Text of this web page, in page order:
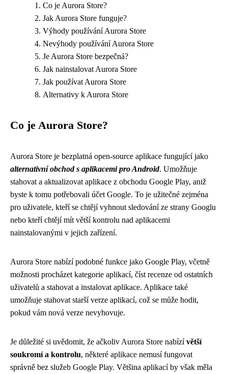
Co je Aurora Store?
Jak Aurora Store funguje?
Výhody používání Aurora Store
Nevýhody používání Aurora Store
Je Aurora Store bezpečná?
Jak nainstalovat Aurora Store
Jak používat Aurora Store
Alternativy k Aurora Store
Co je Aurora Store?
Aurora Store je bezplatná open-source aplikace fungující jako
alternativní obchod s aplikacemi pro Android. Umožňuje
stahovat a aktualizovat aplikace z obchodu Google Play, aniž
byste k tomu potřebovali účet Google. To je užitečné zejména
pro uživatele, kteří se chtějí vyhnout sledování ze strany Googlu
nebo kteří chtějí mít větší kontrolu nad aplikacemi
nainstalovanými v jejich zařízení.
Aurora Store nabízí podobné funkce jako Google Play, včetně
možnosti procházet kategorie aplikací, číst recenze od ostatních
uživatelů a stahovat a instalovat aplikace. Aplikace také
umožňuje stahovat starší verze aplikací, což se může hodit,
pokud vám nová verze nevyhovuje.
Je důležité si uvědomit, že ačkoliv Aurora Store nabízívětší
soukromí a kontrolu, některé aplikace nemusí fungovat
správně bez služeb Google Play. Většina aplikací by však měla